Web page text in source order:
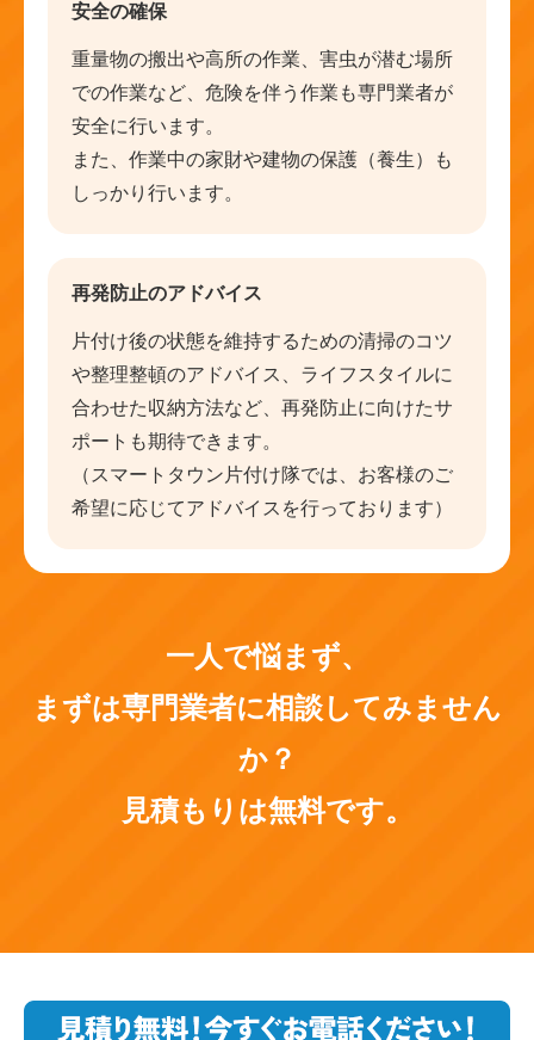
安全の確保
重量物の搬出や高所の作業、害虫が潜む場所
での作業など、危険を伴う作業も専門業者が
安全に行います。
また、作業中の家財や建物の保護（養生）も
しっかり行います。
再発防止のアドバイス
片付け後の状態を維持するための清掃のコツ
や整理整頓のアドバイス、ライフスタイルに
合わせた収納方法など、再発防止に向けたサ
ポートも期待できます。
（スマートタウン片付け隊では、お客様のご
希望に応じてアドバイスを行っております）
一人で悩まず、
まずは専門業者に相談してみません
か？
見積もりは無料です。